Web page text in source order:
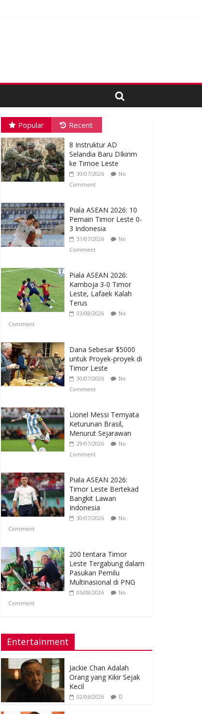
Popular Recent
8 Instruktur AD
Selandia Baru DIkirim
ke Timoe Leste
30/07/2026
No
Comment
Piala ASEAN 2026: 10
Pemain Timor Leste 0-
3 Indonesia
31/07/2026
No
Comment
Piala ASEAN 2026:
Kamboja 3-0 Timor
Leste, Lafaek Kalah
Terus
03/08/2026
No
Comment
Dana Sebesar $5000
untuk Proyek-proyek di
Timor Leste
30/07/2026
No
Comment
Lionel Messi Ternyata
Keturunan Brasil,
Menurut Sejarawan
29/07/2026
No
Comment
Piala ASEAN 2026:
Timor Leste Bertekad
Bangkit Lawan
Indonesia
30/07/2026
No
Comment
200 tentara Timor
Leste Tergabung dalam
Pasukan Pemilu
Multinasional di PNG
05/08/2026
No
Comment
Entertainment
Jackie Chan Adalah
Orang yang Kikir Sejak
Kecil
02/06/2026 0